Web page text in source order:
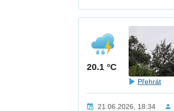
20.1 °C
Přehrát
21.06.2026, 18:34